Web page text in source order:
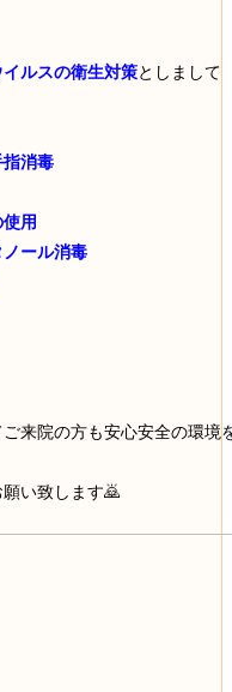
ルスの衛生対策としまして
指消毒
用
ール消毒
来院の方も安心安全の環境
い致します🙇